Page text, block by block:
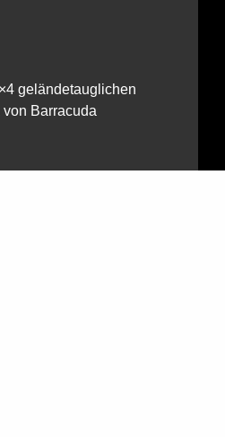
geländetauglichen
Barracuda